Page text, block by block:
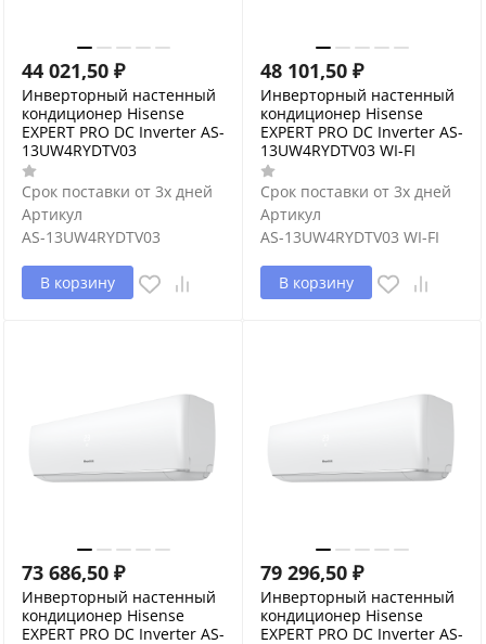
44 021,50 ₽
Инверторный настенный
кондиционер Hisense
EXPERT PRO DC Inverter AS-
13UW4RYDTV03
Срок поставки от 3х дней
Артикул
AS-13UW4RYDTV03
В корзину
48 101,50 ₽
Инверторный настенный
кондиционер Hisense
EXPERT PRO DC Inverter AS-
13UW4RYDTV03 WI-FI
Срок поставки от 3х дней
Артикул
AS-13UW4RYDTV03 WI-FI
В корзину
73 686,50 ₽
Инверторный настенный
кондиционер Hisense
EXPERT PRO DC Inverter AS-
79 296,50 ₽
Инверторный настенный
кондиционер Hisense
EXPERT PRO DC Inverter AS-